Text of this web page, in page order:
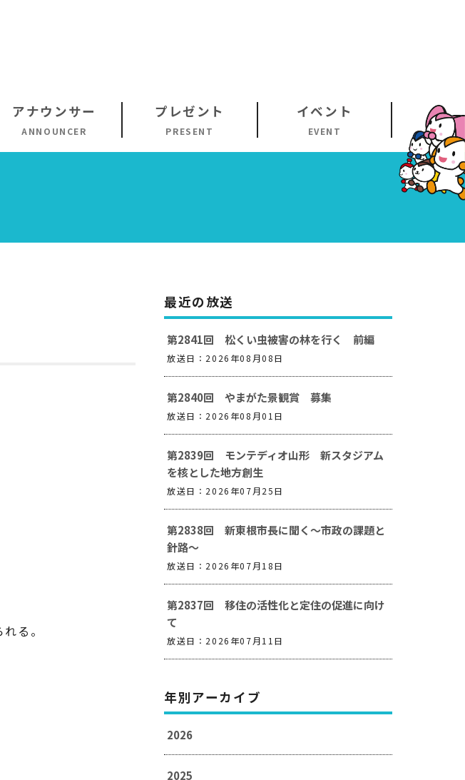
アナウンサー
ANNOUNCER
プレゼント
PRESENT
イベント
EVENT
る。
最近の放送
第2841回 松くい虫被害の林を行く 前編
放送日：2026年08月08日
第2840回 やまがた景観賞 募集
放送日：2026年08月01日
第2839回 モンテディオ山形 新スタジアム
を核とした地方創生
放送日：2026年07月25日
第2838回 新東根市長に聞く～市政の課題と
針路～
放送日：2026年07月18日
第2837回 移住の活性化と定住の促進に向け
て
放送日：2026年07月11日
年別アーカイブ
2026
2025